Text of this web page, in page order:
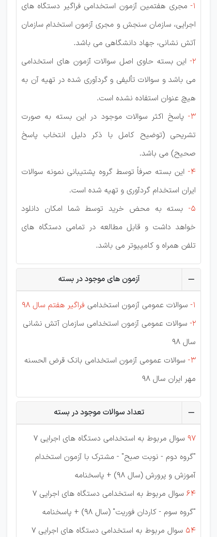
1- مجری هفتمین آزمون استخدامی فراگیر دستگاه های
اجرایی، سازمان سنجش و مجری آزمون استخدام سازمان
آتش نشانی، جهاد دانشگاهی می باشد.
2- این بسته حاوی اصل سوالات آزمون های استخدامی
می باشد و سوالات تألیفی و گردآوری شده در تهیه آن به
هیچ عنوان استفاده نشده است.
3-
پاسخ اکثر سوالات موجود در این بسته به صورت
تشریحی (توضیح کامل با ذکر دلیل انتخاب پاسخ
صحیح) می باشد.
4- این بسته صرفاً توسط گروه پشتیبانی نمونه سوالات
ایران استخدام گردآوری و تهیه شده است.
5-
بسته به محض خرید توسط شما امکان دانلود
خواهد داشت و قابل مطالعه در تمامی دستگاه های
تلفن همراه و کامپیوتر می باشد.
آزمون های موجود در بسته
1- سوالات عمومی آزمون استخدامی فراگیر هفتم سال 98
2- سوالات عمومی آزمون استخدامی سازمان آتش نشانی
سال 98
3- سوالات عمومی آزمون استخدامی بانک قرض الحسنه
مهر ایران سال 98
تعداد سوالات موجود در بسته
97
سوال مربوط به استخدامی دستگاه های اجرایی 7
"گروه دوم - نوبت صبح" - مشترک با آزمون استخدام
آموزش و پرورش (سال 98) + پاسخنامه
64
سوال مربوط به استخدامی دستگاه های اجرایی 7
"گروه سوم - کاردان فوریت" (سال 98) + پاسخنامه
54
سوال مربوط به استخدامی دستگاه های اجرایی 7